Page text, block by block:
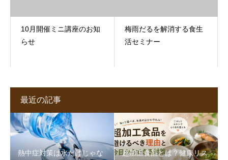
10月開催ミニ講座のお知
らせ
梅雨だるを解消する食生
活セミナー
最近の記事
熱中症対策は水だけじゃな
超加工食品とは？健康リス